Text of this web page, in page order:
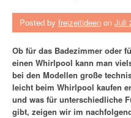
Posted by freizeitideen on Juli
Ob für das Badezimmer oder
einen Whirlpool kann man
bei den Modellen große
leicht beim Whirlpool kaufen
und was für unterschiedliche
gibt, zeigen wir im